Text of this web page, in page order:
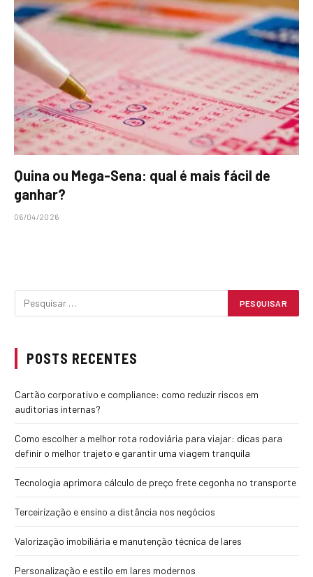
Quina ou Mega-Sena: qual é mais fácil de
ganhar?
06/04/2026
POSTS RECENTES
Cartão corporativo e compliance: como reduzir riscos em
auditorias internas?
Como escolher a melhor rota rodoviária para viajar: dicas para
definir o melhor trajeto e garantir uma viagem tranquila
Tecnologia aprimora cálculo de preço frete cegonha no transporte
Terceirização e ensino a distância nos negócios
Valorização imobiliária e manutenção técnica de lares
Personalização e estilo em lares modernos